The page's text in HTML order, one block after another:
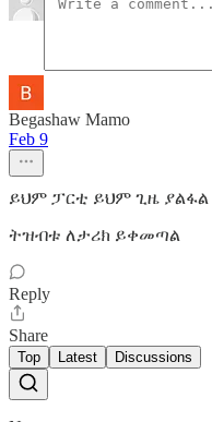
Begashaw Mamo
Feb 9
ይህም ፓርቲ ይህም ጊዜ ያልፋል
ትዝብቱ ለታሪክ ይቀመጣል
Reply
Share
Top Latest Discussions